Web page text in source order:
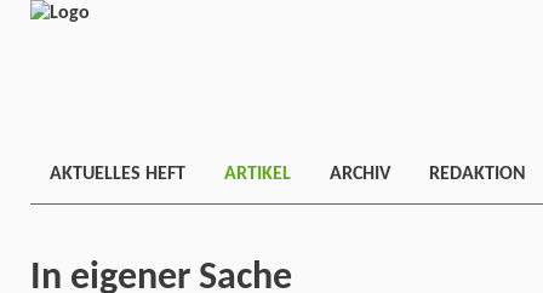
AKTUELLES HEFT ARTIKEL ARCHIV REDAKTION
In eigener Sache